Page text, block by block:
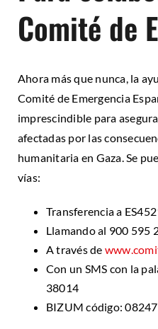
Comité de
Ahora más que nunca, la
Comité de Emergencia
imprescindible para
afectadas por las
humanitaria en Gaza. Se
vías:
Transferencia a
Llamando al 900 595
A través de
Con un SMS con la
38014
BIZUM código: 08247